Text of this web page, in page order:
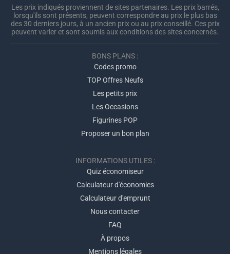
Les prix indiqués proviennent de sites partenaires. Les prix barrés,
lorsqu'ils sont présents, peuvent correspondre au prix le plus bas
des 30 derniers jours, à un ancien prix ou au prix conseillé. Ces prix
peuvent varier et sont soumis aux conditions des sites concernés.
BONS PLANS :
Codes promo
TOP Offres Neufs
Les petits prix
Les Occasions
Figurines POP
Proposer un bon plan
INFORMATIONS UTILES :
Quiz économiseur
Calculateur d'économies
Calculateur d'emprunt
Nous contacter
FAQ
À propos
Mentions légales